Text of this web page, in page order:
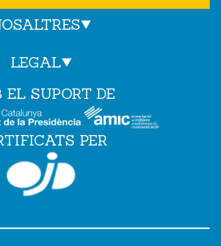
LEGAL
EL SUPORT DE
PER